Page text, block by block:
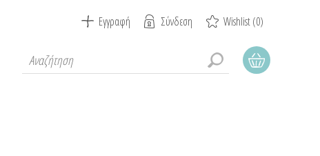
Εγγραφή Σύνδεση Wishlist(0)